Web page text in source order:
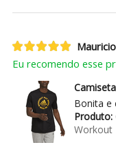
Eu recomendo esse
Bonita e
Produto:
Workout